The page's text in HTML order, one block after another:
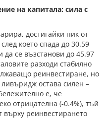
на капитала: сила с
достигайки пик от
което спада до 30.59
да се възстанови до 45.97
разходи стабилно
реинвестиране, но
остава силен –
е, че
отрицателна (-0.4%), тъй
върху реинвестирането